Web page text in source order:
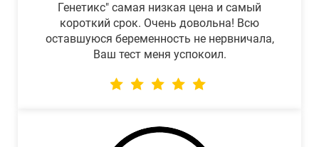
Генетикс" самая низкая цена и самый
короткий срок. Очень довольна! Всю
оставшуюся беременность не нервничала,
Ваш тест меня успокоил.